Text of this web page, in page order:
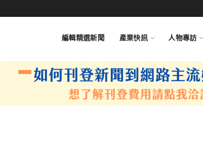
編輯精選新聞 產業快訊 人物專訪